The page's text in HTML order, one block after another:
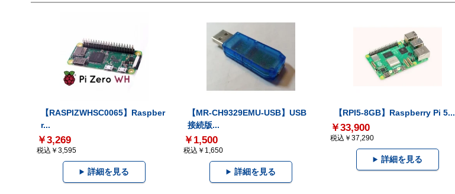
【RASPIZWHSC0065】Raspber
r...
￥3,269
税込￥3,595
詳細を見る
【MR-CH9329EMU-USB】USB
接続版...
￥1,500
税込￥1,650
詳細を見る
【RPI5-8GB】Raspberry Pi 5...
￥33,900
税込￥37,290
詳細を見る